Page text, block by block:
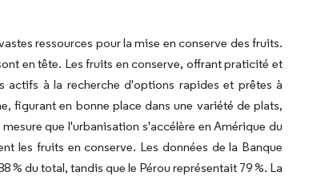
ressources pour la mise en conserve des fruits.
en tête. Les fruits en conserve, offrant praticité et
actifs à la recherche d'options rapides et prêtes à
figurant en bonne place dans une variété de plats,
que l'urbanisation s'accélère en Amérique du
les fruits en conserve. Les données de la Banque
du total, tandis que le Pérou représentait 79 %. La